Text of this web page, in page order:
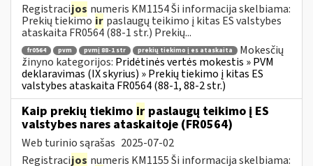
Registracijos numeris KM1154 Ši informacija skelbiama:
Prekių tiekimo ir paslaugų teikimo į kitas ES valstybes
ataskaita FR0564 (88-1 str.) Prekių...
fr0564 pvm pvmį 88-1 str prekių tiekimo į es ataskaita
Mokesčių
žinyno kategorijos: Pridėtinės vertės mokestis » PVM
deklaravimas (IX skyrius) » Prekių tiekimo į kitas ES
valstybes ataskaita FR0564 (88-1, 88-2 str.)
Kaip prekių tiekimo ir paslaugų teikimo į ES
valstybes nares ataskaitoje (FR0564)
Web turinio sąrašas 2025-07-02
Registracijos numeris KM1155 Ši informacija skelbiama: